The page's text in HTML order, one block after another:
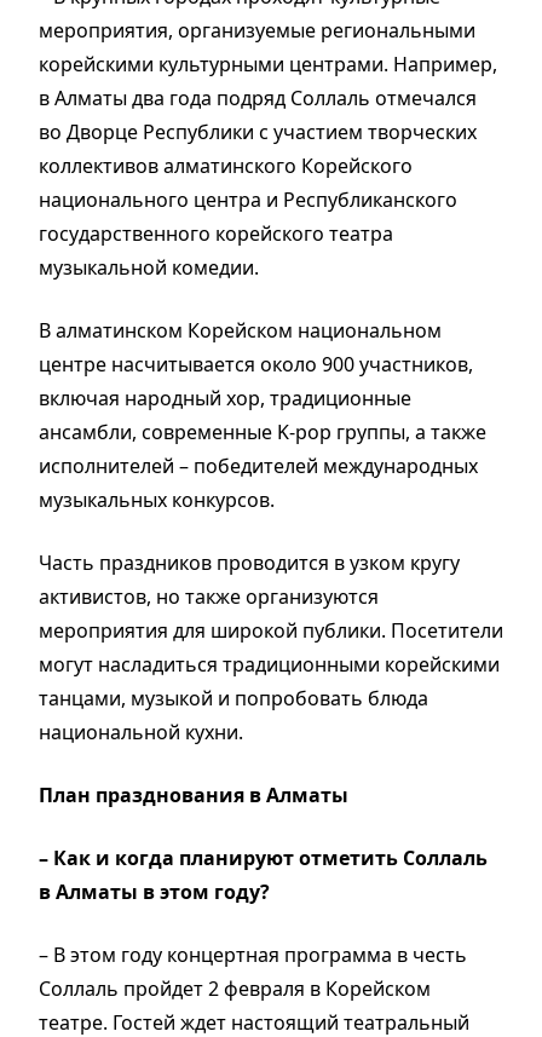
мероприятия, организуемые региональными
корейскими культурными центрами. Например,
в Алматы два года подряд Соллаль отмечался
во Дворце Республики с участием творческих
коллективов алматинского Корейского
национального центра и Республиканского
государственного корейского театра
музыкальной комедии.
В алматинском Корейском национальном
центре насчитывается около 900 участников,
включая народный хор, традиционные
ансамбли, современные K-pop группы, а также
исполнителей – победителей международных
музыкальных конкурсов.
Часть праздников проводится в узком кругу
активистов, но также организуются
мероприятия для широкой публики. Посетители
могут насладиться традиционными корейскими
танцами, музыкой и попробовать блюда
национальной кухни.
План празднования в Алматы
– Как и когда планируют отметить Соллаль
в Алматы в этом году?
– В этом году концертная программа в честь
Соллаль пройдет 2 февраля в Корейском
театре. Гостей ждет настоящий театральный